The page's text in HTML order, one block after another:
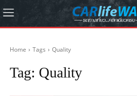
Home Tags Quality
Tag: Quality